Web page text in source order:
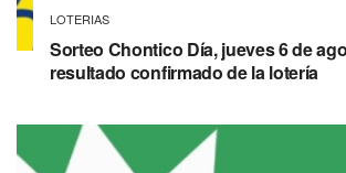
LOTERIAS
Sorteo Chontico Día, jueves 6 de
resultado confirmado de la lotería